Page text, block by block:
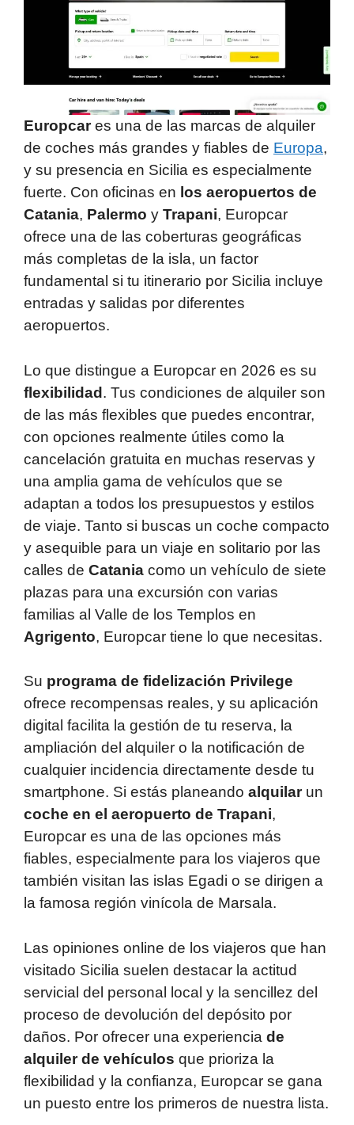
Europcares una de las marcas de alquiler
de coches más grandes y fiables de Europa,
y su presencia en Sicilia es especialmente
fuerte. Con oficinas en los aeropuertos de
Catania, Palermo y Trapani, Europcar
ofrece una de las coberturas geográficas
más completas de la isla, un factor
fundamental si tu itinerario por Sicilia incluye
entradas y salidas por diferentes
aeropuertos.
Lo que distingue a Europcar en 2026 es su
flexibilidad. Tus condiciones de alquiler son
de las más flexibles que puedes encontrar,
con opciones realmente útiles como la
cancelación gratuita en muchas reservas y
una amplia gama de vehículos que se
adaptan a todos los presupuestos y estilos
de viaje. Tanto si buscas un coche compacto
y asequible para un viaje en solitario por las
calles de Catania como un vehículo de siete
plazas para una excursión con varias
familias al Valle de los Templos en
Agrigento, Europcar tiene lo que necesitas.
Su programa de fidelización Privilege
ofrece recompensas reales, y su aplicación
digital facilita la gestión de tu reserva, la
ampliación del alquiler o la notificación de
cualquier incidencia directamente desde tu
smartphone. Si estás planeando alquilarun
coche en el aeropuerto de Trapani,
Europcar es una de las opciones más
fiables, especialmente para los viajeros que
también visitan las islas Egadi o se dirigen a
la famosa región vinícola de Marsala.
Las opiniones online de los viajeros que han
visitado Sicilia suelen destacar la actitud
servicial del personal local y la sencillez del
proceso de devolución del depósito por
daños. Por ofrecer una experiencia de
alquiler de vehículos que prioriza la
flexibilidad y la confianza, Europcar se gana
un puesto entre los primeros de nuestra lista.